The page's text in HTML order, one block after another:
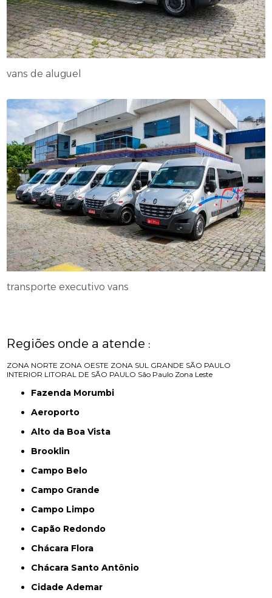
vans de aluguel
transporte executivo vans
Regiões onde a atende :
ZONA NORTE ZONA OESTE ZONA SUL GRANDE SÃO PAULO
INTERIOR LITORAL DE SÃO PAULO São Paulo Zona Leste
Fazenda Morumbi
Aeroporto
Alto da Boa Vista
Brooklin
Campo Belo
Campo Grande
Campo Limpo
Capão Redondo
Chácara Flora
Chácara Santo Antônio
Cidade Ademar